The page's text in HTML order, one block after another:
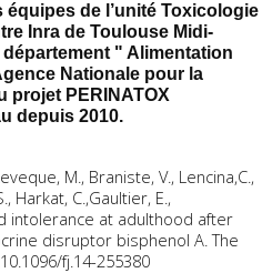
équipes de l’unité Toxicologie
Inra de Toulouse Midi-
" Alimentation
Nationale pour la
projet PERINATOX
depuis 2010.
M., Braniste, V., Lencina,C.,
Harkat, C.,Gaultier, E.,
intolerance at adulthood after
disruptor bisphenol A. The
fj.14-255380